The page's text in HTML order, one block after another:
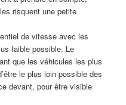
risquent une petite
de vitesse avec les
faible possible. Le
que les véhicules les plus
le plus loin possible des
devant, pour être visible